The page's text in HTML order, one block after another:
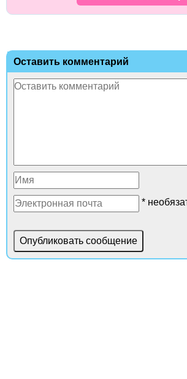
Оставить комментарий
*